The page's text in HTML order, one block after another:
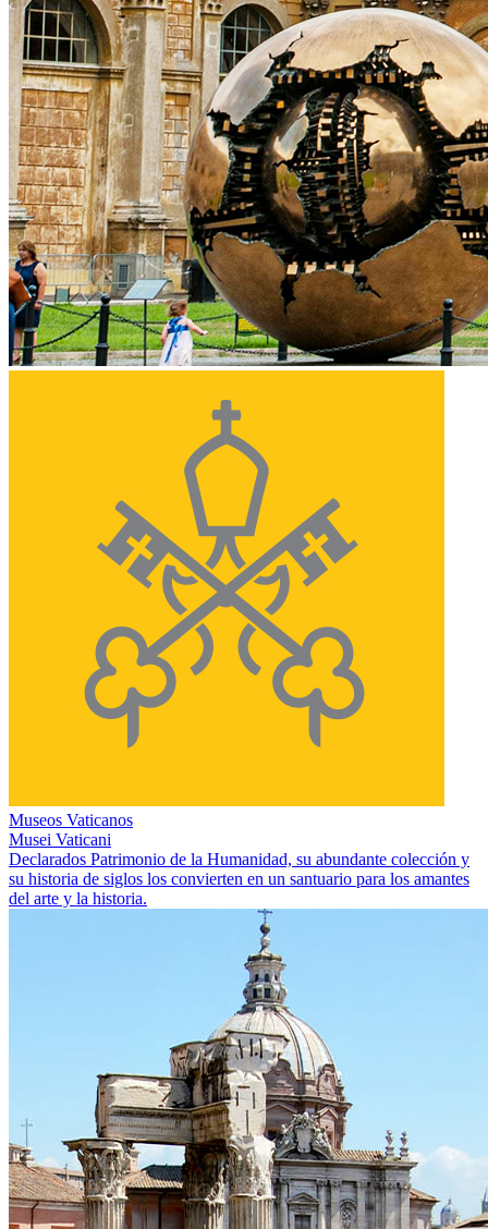
Museos Vaticanos
Musei Vaticani
Declarados Patrimonio de la Humanidad, su abundante colección y
su historia de siglos los convierten en un santuario para los amantes
del arte y la historia.